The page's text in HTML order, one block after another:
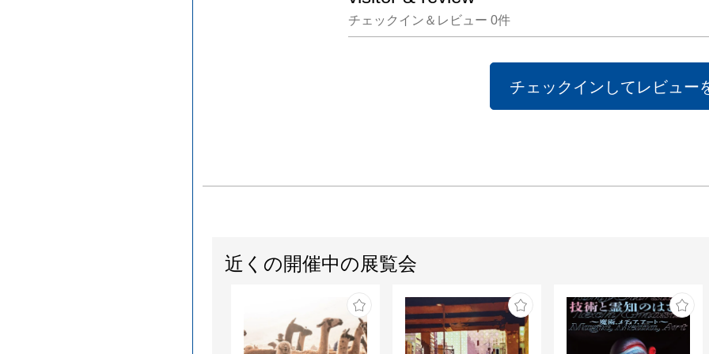
チェックイン＆レビュー 0件
チェックインしてレビュー
近くの開催中の展覧会